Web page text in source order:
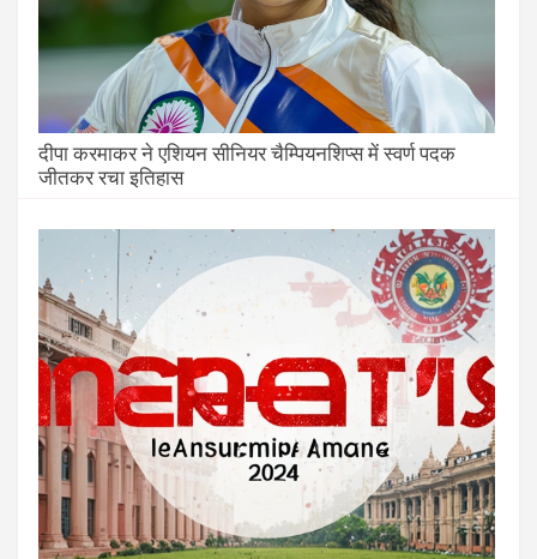
दीपा करमाकर ने एशियन सीनियर चैम्पियनशिप्स में स्वर्ण पदक
जीतकर रचा इतिहास